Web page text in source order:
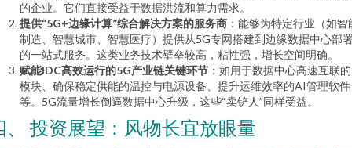
的企业。它们直接受益于数据洪流和算力需求。
提供“5G+边缘计算”综合解决方案的服务商 ：能够为特定行业（如智
制造、智慧城市、智慧医疗）提供从5G专网搭建到边缘数据中心部
的一站式服务。这类业务技术壁垒较高，粘性强，增长空间明确。
赋能IDC高效运行的5G产业链关键环节 ：如用于数据中心高速互联
模块、确保稳定供能的温控与电源设备、提升运维效率的AI管理软件
等。5G流量增长倒逼数据中心升级，这些“卖铲人”同样受益。
、 投资展望：风物长宜放眼量